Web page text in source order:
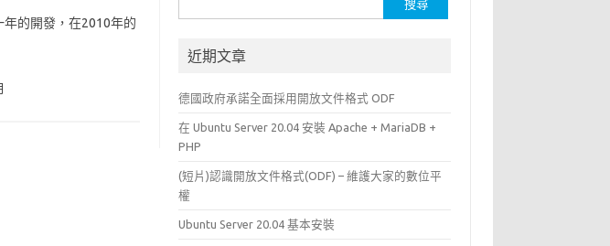
的開發，在2010年的
尋
鍵近期文章
德國政府承諾全面採用開放文件格式 ODF
在 Ubuntu Server 20.04 安裝 Apache + MariaDB +
PHP
(短片)認識開放文件格式(ODF) – 維護大家的數位平
權
Ubuntu Server 20.04 基本安裝